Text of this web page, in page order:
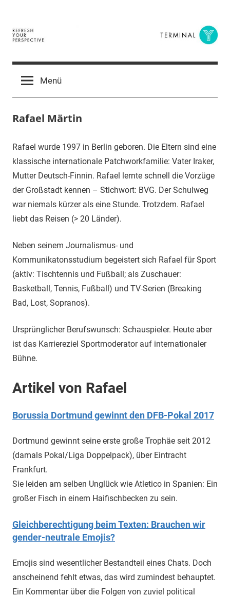
springen
Terminal
Y
Digital
BusinessMenü
Rafael Märtin
Rafael wurde 1997 in Berlin geboren. Die Eltern sind eine
klassische internationale Patchworkfamilie: Vater Iraker,
Mutter Deutsch-Finnin. Rafael lernte schnell die Vorzüge
der Großstadt kennen – Stichwort: BVG. Der Schulweg
war niemals kürzer als eine Stunde. Trotzdem. Rafael
liebt das Reisen (> 20 Länder).
Neben seinem Journalismus- und
Kommunikatonsstudium begeistert sich Rafael für Sport
(aktiv: Tischtennis und Fußball; als Zuschauer:
Basketball, Tennis, Fußball) und TV-Serien (Breaking
Bad, Lost, Sopranos).
Ursprünglicher Berufswunsch: Schauspieler. Heute aber
ist das Karriereziel Sportmoderator auf internationaler
Bühne.
Artikel von Rafael
Borussia Dortmund gewinnt den DFB-Pokal 2017
Dortmund gewinnt seine erste große Trophäe seit 2012
(damals Pokal/Liga Doppelpack), über Eintracht
Frankfurt.
Sie leiden am selben Unglück wie Atletico in Spanien: Ein
großer Fisch in einem Haifischbecken zu sein.
Gleichberechtigung beim Texten: Brauchen wir
gender-neutrale Emojis?
Emojis sind wesentlicher Bestandteil eines Chats. Doch
anscheinend fehlt etwas, das wird zumindest behauptet.
Ein Kommentar über die Folgen von zuviel political